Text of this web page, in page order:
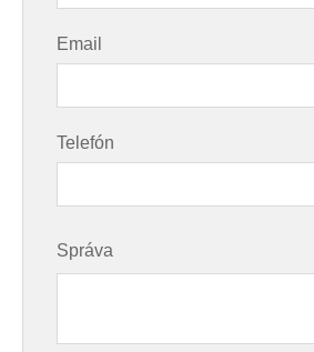
Email
Telefón
Správa